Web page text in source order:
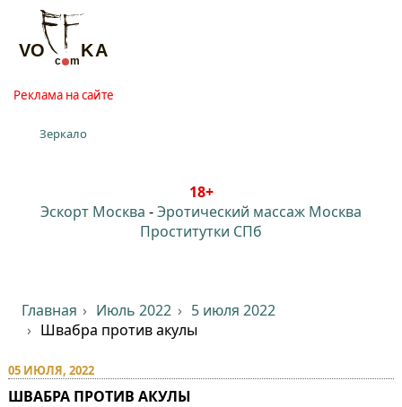
Реклама на сайте
Зеркало
18+
Эскорт Москва -Эротический массаж Москва
Проститутки СПб
Главная Июль 2022
5 июля 2022
Швабра против акулы
05 ИЮЛЯ, 2022
ШВАБРА ПРОТИВ АКУЛЫ